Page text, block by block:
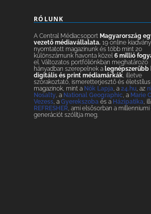
RÓLUNK
A Central Médiacsoport Magyarország
vezető médiavállalata. 19 online
nyomtatott magazinunk és több mint 20
különszámunk havonta közel6 millió
el. Változatos portfóliónkban meghatározó
hányadban szerepelnek alegnépszerűbb
digitális és print médiamárkák, illetve
szórakoztató, ismeretterjesztő és
magazinok, mint a Nők Lapja, a24.hu, az
Nosalty, a National Geographic, a Marie
Vezess, aGyerekszoba és a Házipatika,
REFRESHER, ami elsősorban a millenniumi
generációt szólítja meg.